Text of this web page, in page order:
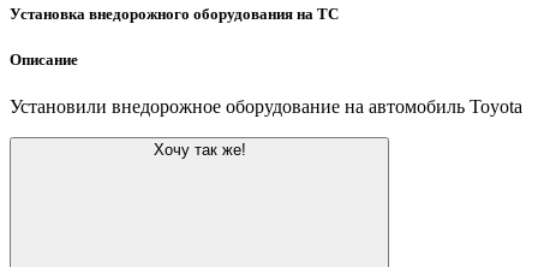
Установка внедорожного оборудования на ТС
Описание
Установили внедорожное оборудование на автомобиль Toyota
Хочу так же!